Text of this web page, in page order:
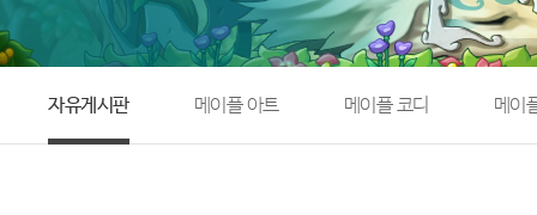
자유게시판 메이플 아트 메이플 코디 메이